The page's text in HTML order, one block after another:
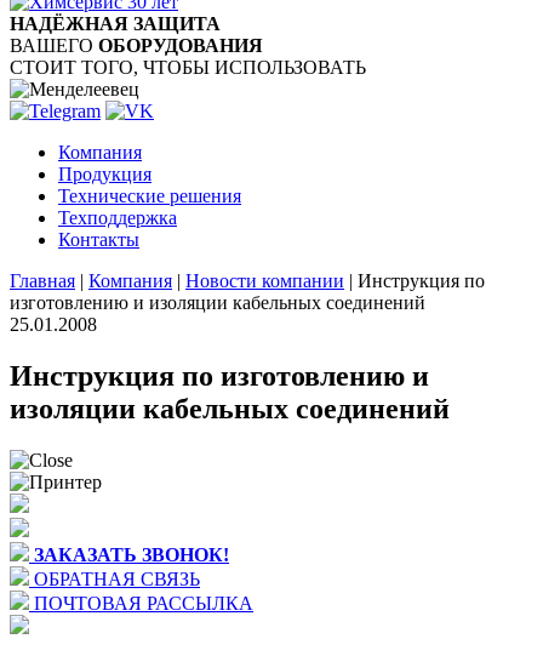
НАДЁЖНАЯ ЗАЩИТА
ВАШЕГО ОБОРУДОВАНИЯ
СТОИТ ТОГО, ЧТОБЫ ИСПОЛЬЗОВАТЬ
Компания
Продукция
Технические решения
Техподдержка
Контакты
Главная | Компания | Новости компании | Инструкция по
изготовлению и изоляции кабельных соединений
25.01.2008
Инструкция по изготовлению и
изоляции кабельных соединений
ЗАКАЗАТЬ ЗВОНОК!
ОБРАТНАЯ СВЯЗЬ
ПОЧТОВАЯ РАССЫЛКА